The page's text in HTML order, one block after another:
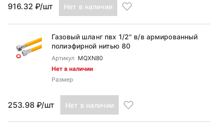
916.32 ₽/шт Нет в наличии
Газовый шланг пвх 1/2" в/в армированный
полиэфирной нитью 80
Артикул MQXN80
Нет в наличии
Размер
253.98 ₽/шт Нет в наличии